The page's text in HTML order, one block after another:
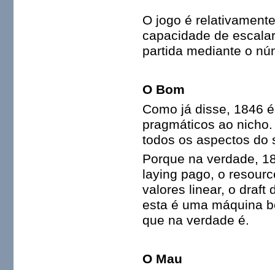
O jogo é
capacidade de
partida mediante o
O Bom
Como já disse, 1846
pragmáticos ao
todos os aspectos do
Porque na verdade,
laying pago, o
valores linear, o draft
esta é uma máquina
que na verdade é.
O Mau